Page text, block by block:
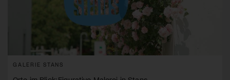
GALERIE STANS